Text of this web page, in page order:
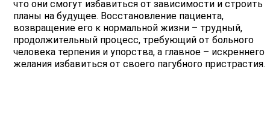
что они смогут избавиться от зависимости и строить
планы на будущее. Восстановление пациента,
возвращение его к нормальной жизни – трудный,
продолжительный процесс, требующий от больного
человека терпения и упорства, а главное – искреннего
желания избавиться от своего пагубного пристрастия.